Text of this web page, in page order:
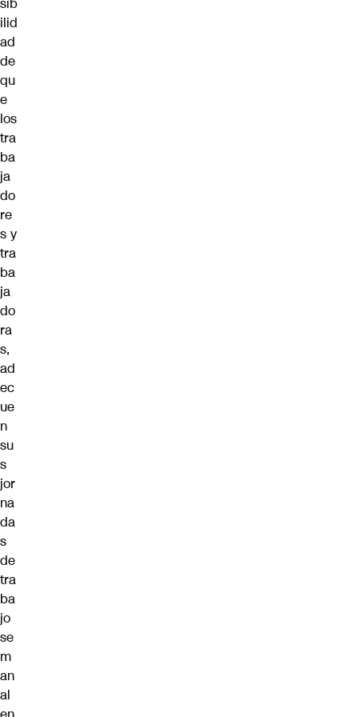
ilid
ad
de
qu
e
los
tra
ba
ja
do
re
s y
tra
ba
ja
do
ra
s,
ad
ec
ue
n
su
s
jor
na
da
s
de
tra
ba
jo
se
m
an
al